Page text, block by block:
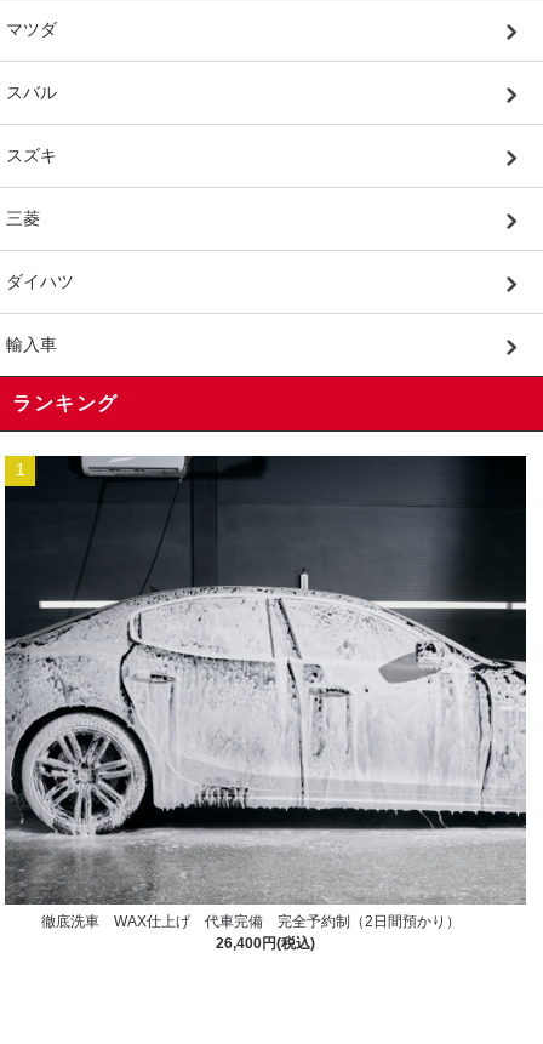
マツダ
スバル
スズキ
三菱
ダイハツ
輸入車
ランキング
1
徹底洗車 WAX仕上げ 代車完備 完全予約制（2日間預かり）
26,400円(税込)